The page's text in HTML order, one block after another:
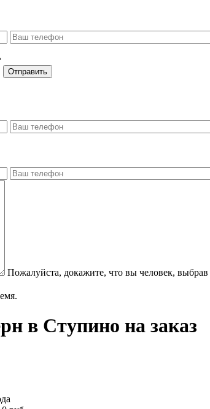
Пожалуйста, докажите, что вы человек, выбрав
в Ступино на заказ